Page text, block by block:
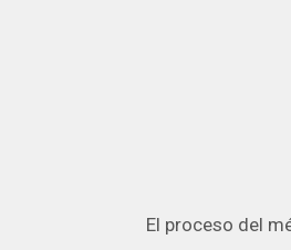
El proceso del